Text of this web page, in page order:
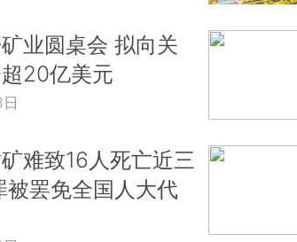
业圆桌会 拟向关
20亿美元
难致16人死亡近三
被罢免全国人大代